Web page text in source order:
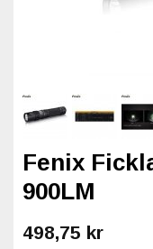
Fenix
900LM
498,75 kr